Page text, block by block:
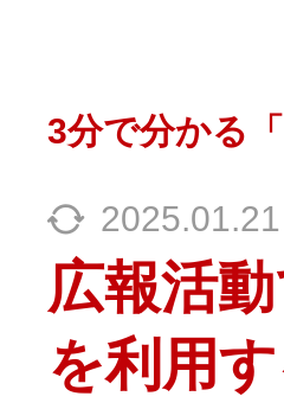
3分で分かる「
2025.01.21
広報活
を利用